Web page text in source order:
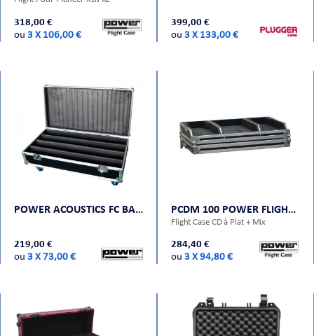
318,00 €
ou 3 X 106,00 €
399,00 €
ou 3 X 133,00 €
POWER ACOUSTICS FC BARLED 4
219,00 €
ou 3 X 73,00 €
PCDM 100 POWER FLIGHT CASES
Flight Case CD à Plat + Mix
284,40 €
ou 3 X 94,80 €